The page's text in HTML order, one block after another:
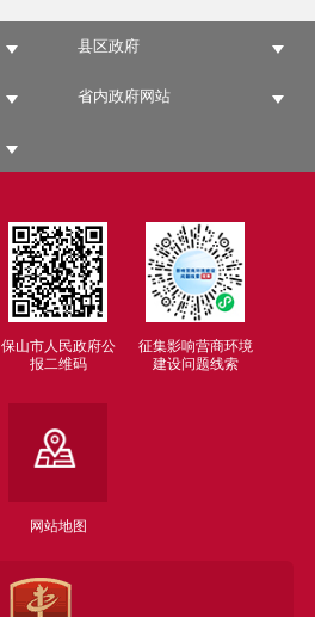
县区政府
省内政府网站
保山市人民政府公
报二维码
征集影响营商环境
建设问题线索
网站地图